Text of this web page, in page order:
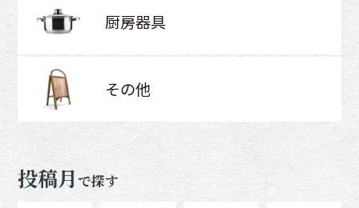
厨房器具
その他
投稿月 で探す